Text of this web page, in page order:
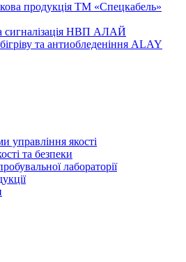
продукція ТМ «Спецкабель»
сигналізація НВП АЛАЙ
та антиобледеніння ALAY
управління якості
та безпеки
лабораторії